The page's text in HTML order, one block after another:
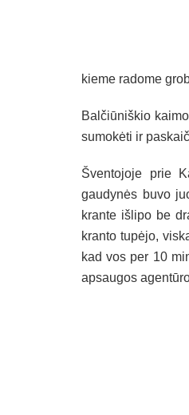
kieme radome
Balčiūniškio
sumokėti ir
Šventojoje prie
gaudynės buvo
krante išlipo be
kranto tupėjo,
kad vos per 10
apsaugos